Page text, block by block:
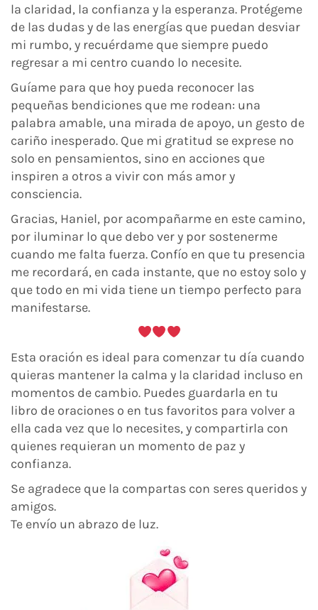
la claridad, la confianza y la esperanza. Protégeme
de las dudas y de las energías que puedan desviar
mi rumbo, y recuérdame que siempre puedo
regresar a mi centro cuando lo necesite.
Guíame para que hoy pueda reconocer las
pequeñas bendiciones que me rodean: una
palabra amable, una mirada de apoyo, un gesto de
cariño inesperado. Que mi gratitud se exprese no
solo en pensamientos, sino en acciones que
inspiren a otros a vivir con más amor y
consciencia.
Gracias, Haniel, por acompañarme en este camino,
por iluminar lo que debo ver y por sostenerme
cuando me falta fuerza. Confío en que tu presencia
me recordará, en cada instante, que no estoy solo y
que todo en mi vida tiene un tiempo perfecto para
manifestarse.
Esta oración es ideal para comenzar tu día cuando
quieras mantener la calma y la claridad incluso en
momentos de cambio. Puedes guardarla en tu
libro de oraciones o en tus favoritos para volver a
ella cada vez que lo necesites, y compartirla con
quienes requieran un momento de paz y
confianza.
Se agradece que la compartas con seres queridos y
amigos.
Te envío un abrazo de luz.